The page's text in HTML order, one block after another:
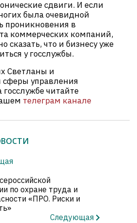
сдвиги. И если
была очевидной
проникновения в
коммерческих компаний,
сказать, что и бизнесу уже
у госслужбы.
Светланы и
управления
читайте
телеграм канале
по охране труда и
«ПРО. Риски и
Следующая